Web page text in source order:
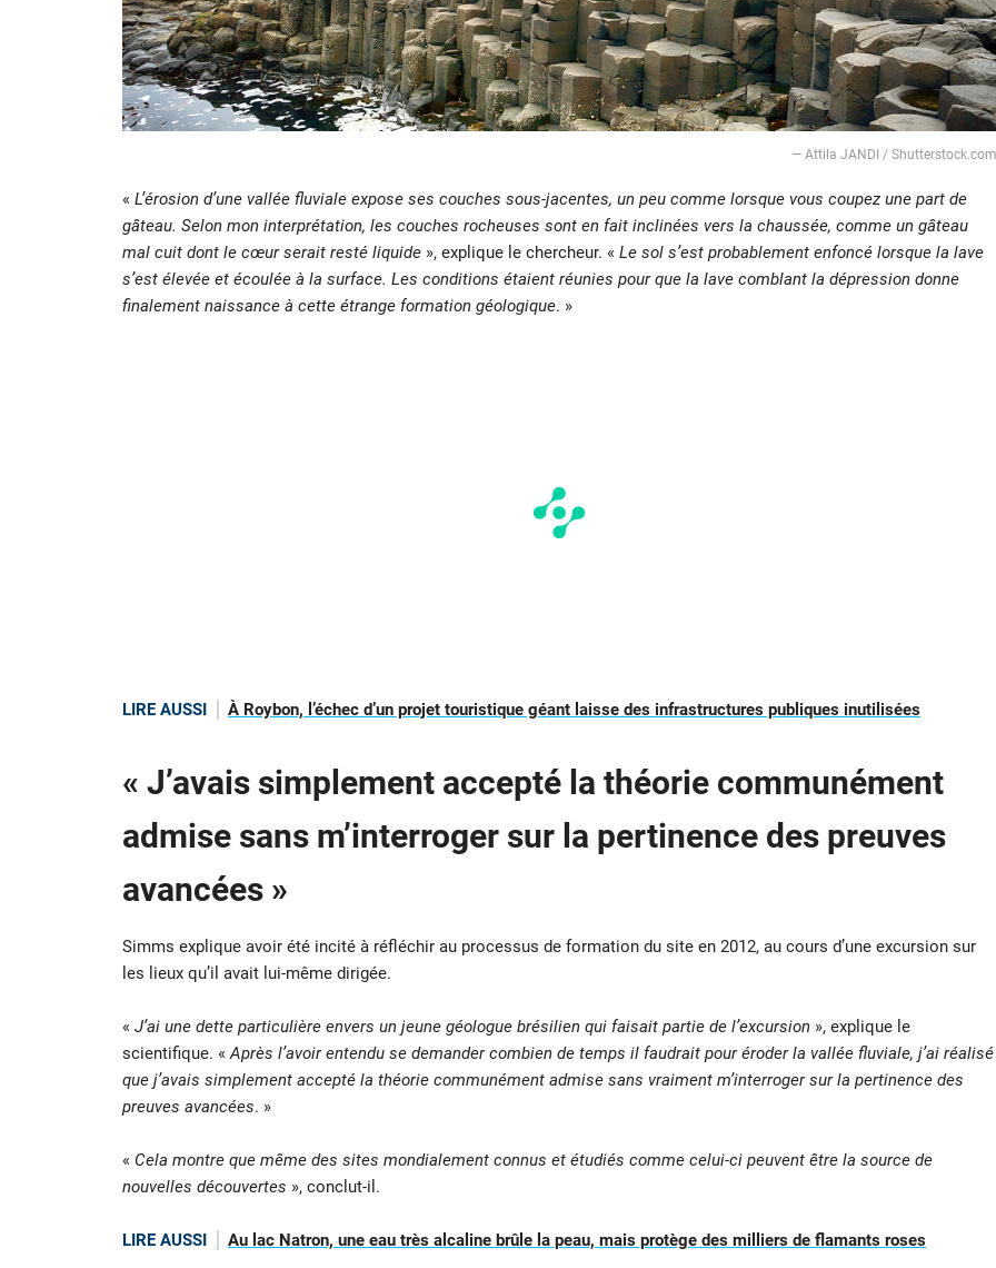
― Attila JANDI / Shutterstock.com
« L’érosion d’une vallée fluviale expose ses couches sous-jacentes, un peu comme lorsque vous coupez une part de
gâteau. Selon mon interprétation, les couches rocheuses sont en fait inclinées vers la chaussée, comme un gâteau
mal cuit dont le cœur serait resté liquide», explique le chercheur. « Le sol s’est probablement enfoncé lorsque la lave
s’est élevée et écoulée à la surface. Les conditions étaient réunies pour que la lave comblant la dépression donne
finalement naissance à cette étrange formation géologique. »
LIRE AUSSI À Roybon, l’échec d’un projet touristique géant laisse des infrastructures publiques inutilisées
« J’avais simplement accepté la théorie communément
admise sans m’interroger sur la pertinence des preuves
avancées »
Simms explique avoir été incité à réfléchir au processus de formation du site en 2012, au cours d’une excursion sur
les lieux qu’il avait lui-même dirigée.
« J’ai une dette particulière envers un jeune géologue brésilien qui faisait partie de l’excursion », explique le
scientifique. «Après l’avoir entendu se demander combien de temps il faudrait pour éroder la vallée fluviale, j’ai réalisé
que j’avais simplement accepté la théorie communément admise sans vraiment m’interroger sur la pertinence des
preuves avancées. »
« Cela montre que même des sites mondialement connus et étudiés comme celui-ci peuvent être la source de
nouvelles découvertes », conclut-il.
LIRE AUSSI Au lac Natron, une eau très alcaline brûle la peau, mais protège des milliers de flamants roses